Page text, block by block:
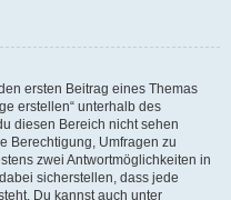
ersten Beitrag eines Themas
erstellen“ unterhalb des
diesen Bereich nicht sehen
Berechtigung, Umfragen zu
zwei Antwortmöglichkeiten in
sicherstellen, dass jede
Du kannst auch unter